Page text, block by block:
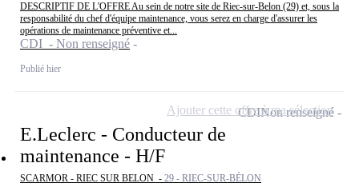
DESCRIPTIF DE L'OFFRE Au sein de notre site de Riec-sur-Belon (29) et, sous la
responsabilité du chef d'équipe maintenance, vous serez en charge d'assurer les
opérations de maintenance préventive et...
CDI - Non renseigné
Publié hier
E.Leclerc - Conducteur de
maintenance - H/F
SCARMOR - RIEC SUR BELON - 29 - RIEC-SUR-BÉLON
CDINon renseigné
Ajouter cette offre à ma sélection